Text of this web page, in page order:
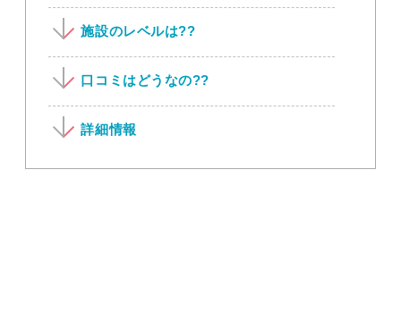
施設のレベルは??
口コミはどうなの??
詳細情報